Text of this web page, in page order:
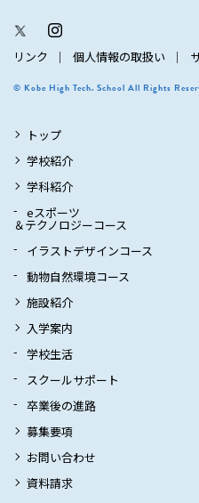
リンク 個人情報の取扱い
© Kobe High Tech. School All Rights
トップ
学校紹介
学科紹介
eスポーツ
＆テクノロジーコース
イラストデザインコース
動物自然環境コース
施設紹介
入学案内
学校生活
スクールサポート
卒業後の進路
募集要項
お問い合わせ
資料請求